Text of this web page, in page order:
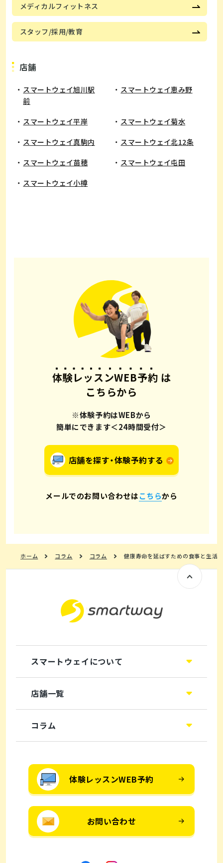
メディカルフィットネス
スタッフ/採用/教育
店舗
スマートウェイ旭川駅
前
スマートウェイ恵み野
​スマートウェイ平岸 スマートウェイ菊水
スマートウェイ真駒内 スマートウェイ北12条
スマートウェイ苗穂 スマートウェイ屯田
スマートウェイ小樽
体験レッスンWEB予約 は
こちらから
※体験予約はWEBから
簡単にできます＜24時間受付＞
店舗を探す・体験予約する
メールでのお問い合わせはこちらから
ホーム コラム コラム 健康寿命を延ばすための食事と生活
スマートウェイについて
店舗一覧
コラム
体験レッスンWEB予約
お問い合わせ